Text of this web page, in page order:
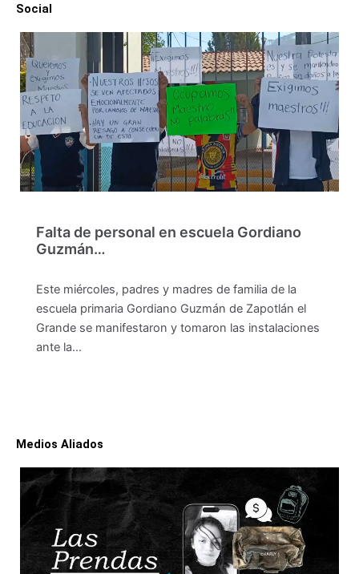
Social
Falta de personal en escuela Gordiano
Guzmán…
Este miércoles, padres y madres de familia de la
escuela primaria Gordiano Guzmán de Zapotlán el
Grande se manifestaron y tomaron las instalaciones
ante la…
Medios Aliados